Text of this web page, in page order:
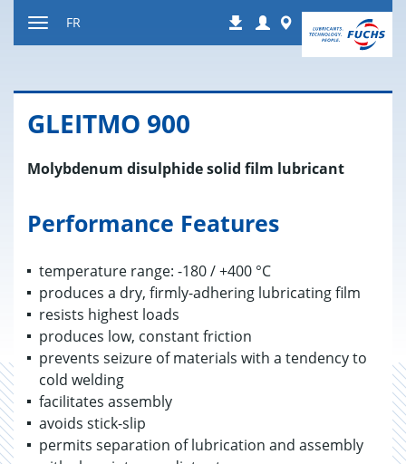
Téléchargements
Login Worldwide
FR
GLEITMO 900
Molybdenum disulphide solid film lubricant
Performance Features
temperature range: -180 / +400 °C
produces a dry, firmly-adhering lubricating film
resists highest loads
produces low, constant friction
prevents seizure of materials with a tendency to
cold welding
facilitates assembly
avoids stick-slip
permits separation of lubrication and assembly